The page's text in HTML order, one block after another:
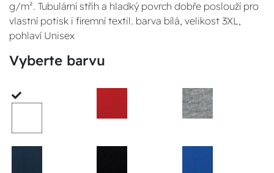
g/m². Tubulární střih a hladký povrch dobře poslouží pro
vlastní potisk i firemní textil. barva bílá, velikost 3XL,
pohlaví Unisex
Vyberte barvu